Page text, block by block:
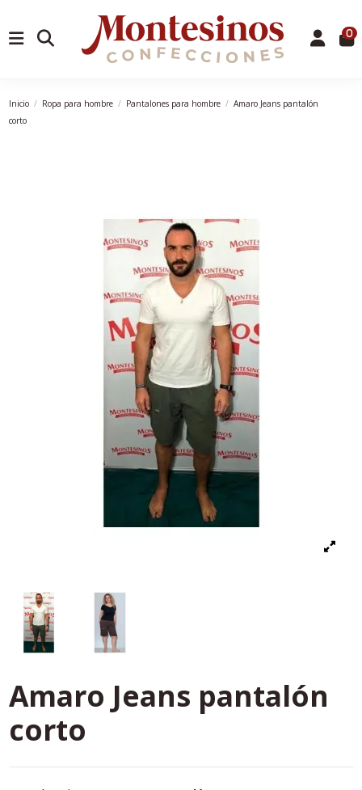
0
Inicio Ropa para hombre Pantalones para hombre
Amaro Jeans pantalón
corto
Amaro Jeans pantalón
corto